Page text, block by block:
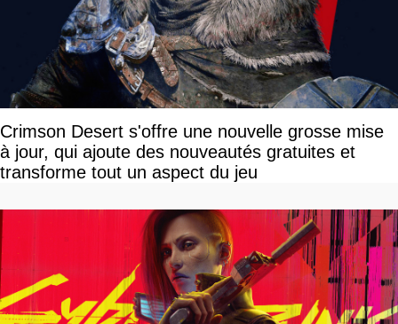
Crimson Desert s'offre une nouvelle grosse mise
à jour, qui ajoute des nouveautés gratuites et
transforme tout un aspect du jeu